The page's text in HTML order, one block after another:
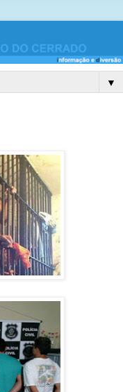
▼